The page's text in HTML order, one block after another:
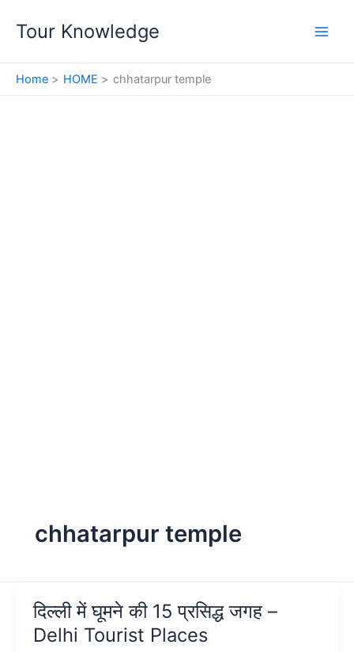
Tour Knowledge
Home HOME chhatarpur temple
chhatarpur temple
दिल्ली में घूमने की 15 प्रसिद्ध जगह –
Delhi Tourist Places